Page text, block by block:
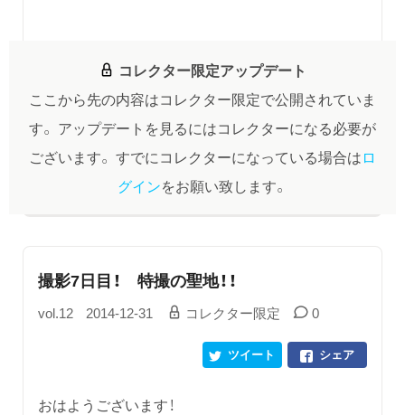
コレクター限定アップデート
ここから先の内容はコレクター限定で公開されていま
す。 アップデートを見るにはコレクターになる必要が
ございます。 すでにコレクターになっている場合はロ
グインをお願い致します。
撮影7日目！ 特撮の聖地！！
vol.12 2014-12-31 コレクター限定 0
シェア
ツイート
おはようございます！